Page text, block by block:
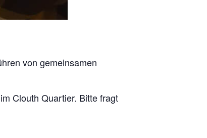
von gemeinsamen
Clouth Quartier. Bitte fragt